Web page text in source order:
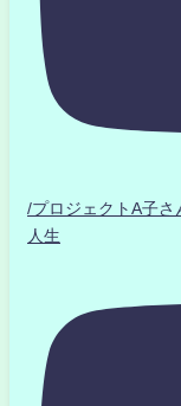
/プロジェクトA子
人生